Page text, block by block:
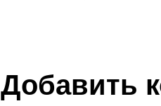
Добавить